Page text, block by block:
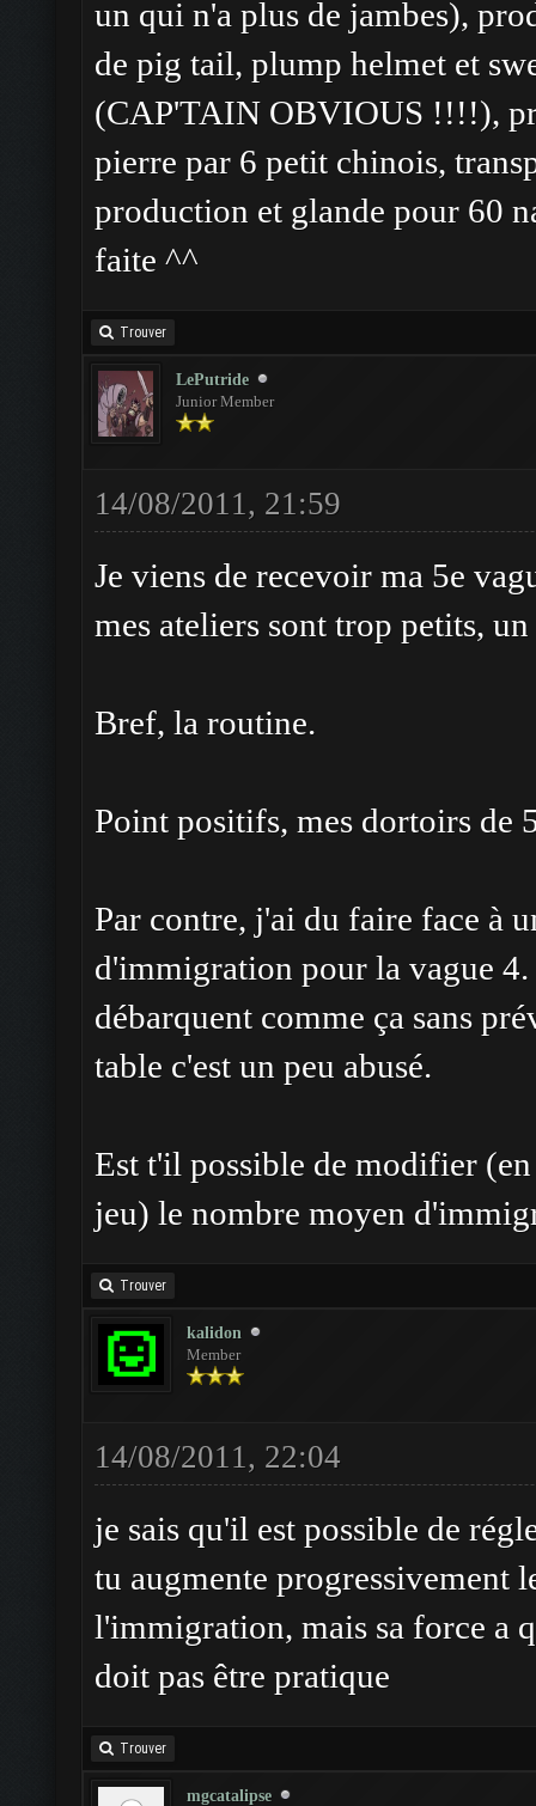
un qui n'a plus de jambes),
de pig tail, plump helmet et
(CAP'TAIN OBVIOUS !!!!),
pierre par 6 petit chinois,
production et glande pour 60
faite ^^
Trouver
LePutride
Junior Member
14/08/2011, 21:59
Je viens de recevoir ma 5e
mes ateliers sont trop petits,
Bref, la routine.
Point positifs, mes dortoirs de
Par contre, j'ai du faire face à
d'immigration pour la vague
débarquent comme ça sans
table c'est un peu abusé.
Est t'il possible de modifier
jeu) le nombre moyen
Trouver
kalidon
Member
14/08/2011, 22:04
je sais qu'il est possible de
tu augmente progressivement
l'immigration, mais sa force a
doit pas être pratique
Trouver
mgcatalipse